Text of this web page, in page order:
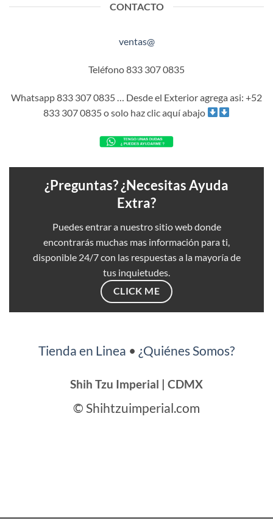
CONTACTO
ventas@
Teléfono 833 307 0835
Whatsapp 833 307 0835 … Desde el Exterior agrega asi: +52
833 307 0835 o solo haz clic aquí abajo
¿Preguntas? ¿Necesitas Ayuda
Extra?
Puedes entrar a nuestro sitio web donde
encontrarás muchas mas información para ti,
disponible 24/7 con las respuestas a la mayoría de
tus inquietudes.
CLICK ME
Tienda en Linea • ¿Quiénes Somos?
Shih Tzu Imperial | CDMX
© Shihtzuimperial.com